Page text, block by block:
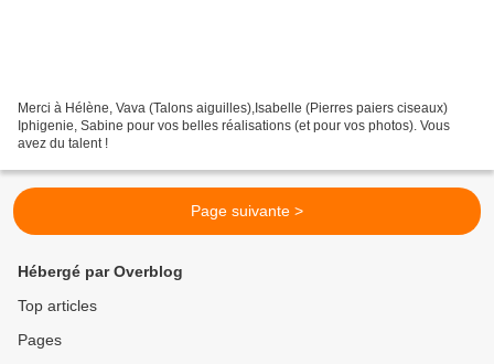
Merci à Hélène, Vava (Talons aiguilles),Isabelle (Pierres paiers ciseaux)
Iphigenie, Sabine pour vos belles réalisations (et pour vos photos). Vous
avez du talent !
Page suivante >
Hébergé par Overblog
Top articles
Pages